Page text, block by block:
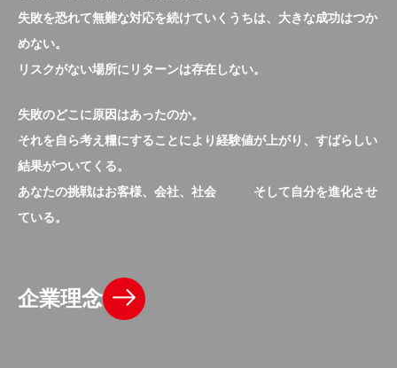
失敗を恐れて無難な対応を続けていくうちは、大きな成功はつか
めない。
リスクがない場所にリターンは存在しない。
失敗のどこに原因はあったのか。
それを自ら考え糧にすることにより経験値が上がり、すばらしい
結果がついてくる。
あなたの挑戦はお客様、会社、社会 そして自分を進化させ
ている。
企業理念